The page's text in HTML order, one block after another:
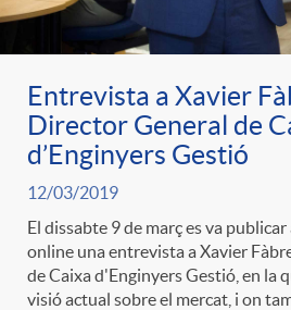
Entrevista a Xavier
Director General de
d’Enginyers Gestió
12/03/2019
El dissabte 9 de març es va
online una entrevista a Xavier
de Caixa d'Enginyers Gestió, en la
visió actual sobre el mercat, i on